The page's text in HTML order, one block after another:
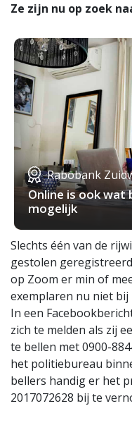
Ze zijn nu op zoek
Rabobank
Online is ook wat
mogelijk
Slechts één van de
gestolen
op Zoom er min of
exemplaren nu niet
In een
zich te melden als zij
te bellen met 0900-
het politiebureau
bellers handig er het
2017072628 bij te